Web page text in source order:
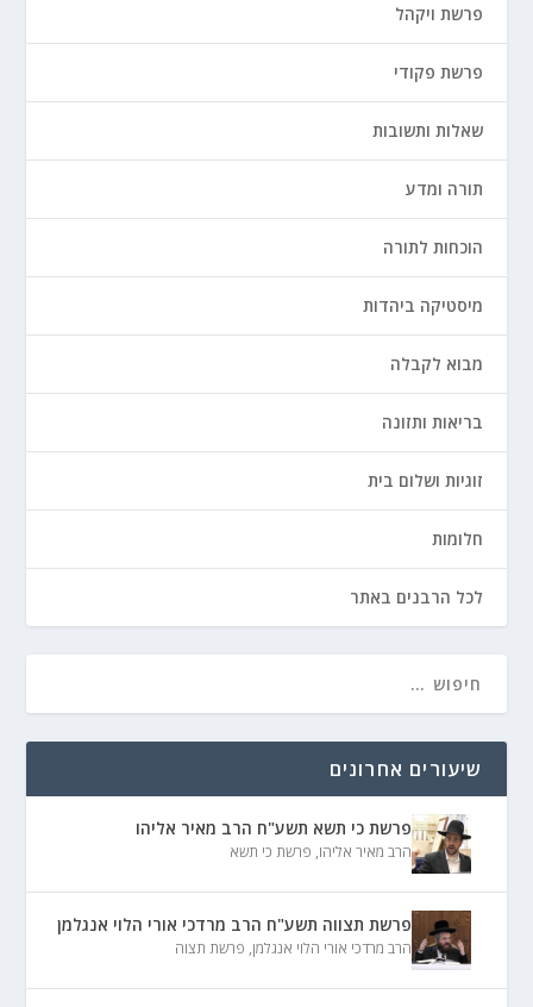
פרשת ויקהל
פרשת פקודי
שאלות ותשובות
תורה ומדע
הוכחות לתורה
מיסטיקה ביהדות
מבוא לקבלה
בריאות ותזונה
זוגיות ושלום בית
חלומות
לכל הרבנים באתר
שיעורים אחרונים
פרשת כי תשא תשע"ח הרב מאיר אליהו
הרב מאיר אליהו, פרשת כי תשא
פרשת תצווה תשע"ח הרב מרדכי אורי הלוי אנגלמן
הרב מרדכי אורי הלוי אנגלמן, פרשת תצוה